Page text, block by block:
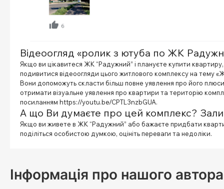
Відеоогляд «ролик з ютуба по ЖК
Якщо ви цікавитеся ЖК “Радужний” і плануєте купити
подивитися відеоогляди цього житлового комплексу на тему
Вони допоможуть скласти більш повне уявлення про його
отримати візуальне уявлення про квартири та територію
посиланням https://youtu.be/CPTL3nzbGUA.
А що Ви думаєте про цей комплекс?
Якщо ви живете в ЖК “Радужний” або бажаєте придбати
поділіться особистою думкою, оцініть переваги та недоліки.
Інформація про нашого